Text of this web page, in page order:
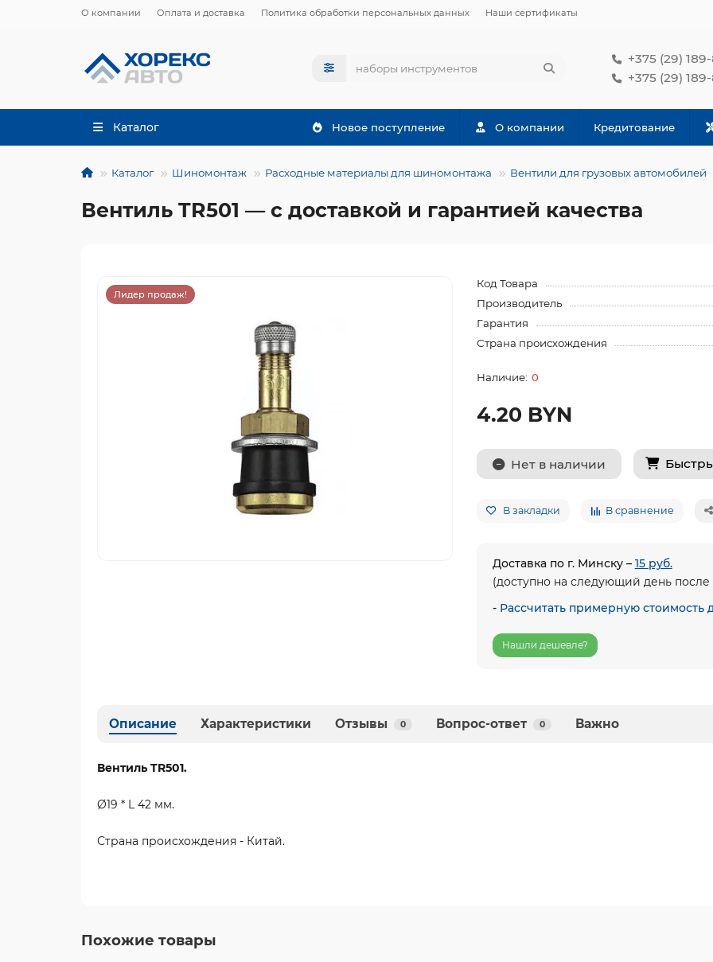
О компании Оплата и доставка Политика обработки персональных данных Наши сертификаты
+375 (29)
+375 (29)
Каталог Новое поступление О компании Кредитование
Каталог Шиномонтаж Расходные материалы для шиномонтажа Вентили для грузовых автомобилей
Вентиль TR501 — с доставкой и гарантией качества
Лидер продаж!
Код Товара
Производитель
Гарантия
Страна происхождения
0
4.20 BYN
Нет в наличии
В закладки В сравнение
Доставка по г. Минску – 15 руб.
(доступно на следующий день после
- Рассчитать примерную стоимость
Нашли дешевле?
Описание Характеристики Отзывы 0 Вопрос-ответ 0 Важно
Вентиль TR501.
Ø19 * L 42 мм.
Страна происхождения - Китай.
Похожие товары